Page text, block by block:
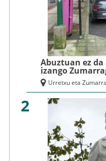
Abuztuan ez
izango
Urretxu eta
2